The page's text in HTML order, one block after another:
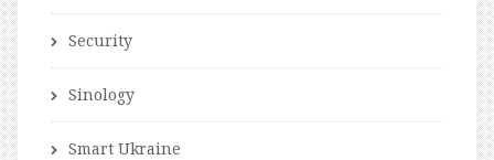
Security
Sinology
Smart Ukraine